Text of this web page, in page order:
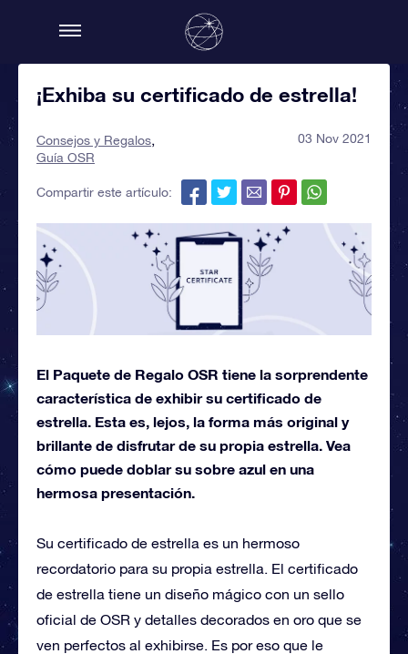
¡Exhiba su certificado de estrella!
Consejos y Regalos
Guía OSR
03 Nov 2021
Compartir este artículo:
El Paquete de Regalo OSR tiene la sorprendente
característica de exhibir su certificado de
estrella. Esta es, lejos, la forma más original y
brillante de disfrutar de su propia estrella. Vea
cómo puede doblar su sobre azul en una
hermosa presentación.
Su certificado de estrella es un hermoso
recordatorio para su propia estrella. El certificado
de estrella tiene un diseño mágico con un sello
oficial de OSR y detalles decorados en oro que se
ven perfectos al exhibirse. Es por eso que le